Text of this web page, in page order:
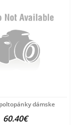
dámske
60.40€